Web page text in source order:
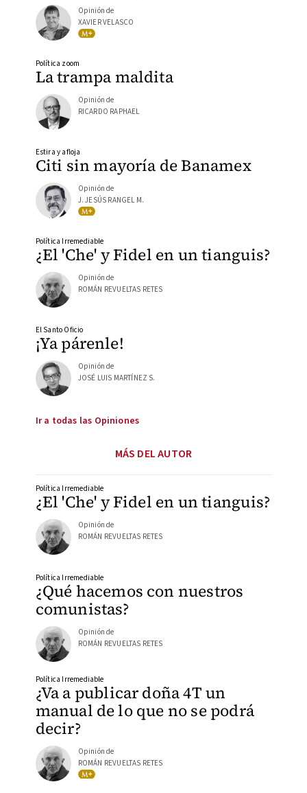
Opinión de
XAVIER VELASCO
La trampa maldita
Política zoom
Opinión de
RICARDO RAPHAEL
Citi sin mayoría de Banamex
Estira y afloja
Opinión de
J. JESÚS RANGEL M.
¿El 'Che' y Fidel en un tianguis?
Política Irremediable
Opinión de
ROMÁN REVUELTAS RETES
¡Ya párenle!
El Santo Oficio
Opinión de
JOSÉ LUIS MARTÍNEZ S.
Ir a todas las Opiniones
MÁS DEL AUTOR
¿El 'Che' y Fidel en un tianguis?
Política Irremediable
Opinión de
ROMÁN REVUELTAS RETES
¿Qué hacemos con nuestros
comunistas?
Política Irremediable
Opinión de
ROMÁN REVUELTAS RETES
¿Va a publicar doña 4T un
manual de lo que no se podrá
decir?
Política Irremediable
Opinión de
ROMÁN REVUELTAS RETES